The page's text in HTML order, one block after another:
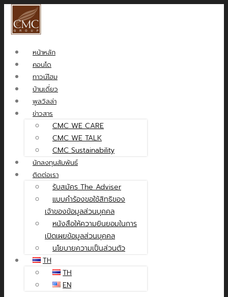
หน้าหลัก
คอนโด
ทาวน์โฮม
บ้านเดี่ยว
พูลวิลล่า
ข่าวสาร
CMC WE CARE
CMC WE TALK
CMC Sustainability
นักลงทุนสัมพันธ์
ติดต่อเรา
รับสมัคร The Adviser
แบบคำร้องขอใช้สิทธิของ
เจ้าของข้อมูลส่วนบุคคล
หนังสือให้ความยินยอมในการ
เปิดเผยข้อมูลส่วนบุคคล
นโยบายความเป็นส่วนตัว
TH
TH
EN